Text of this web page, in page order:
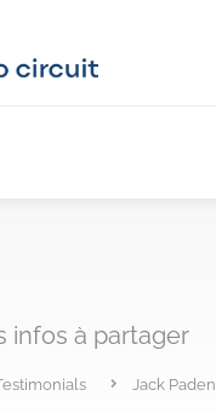
infos à partager
Jack Paden